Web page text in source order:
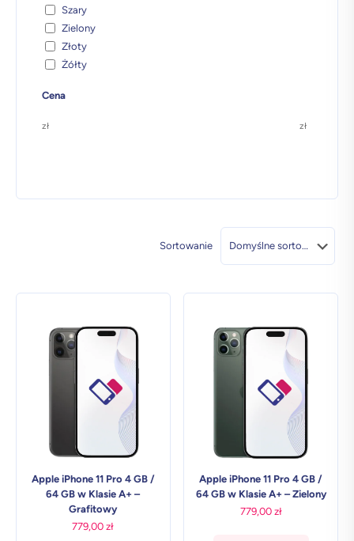
Szary
Zielony
Złoty
Żółty
Cena
zł zł
Apple iPhone 11 Pro 4 GB /
64 GB w Klasie A+ –
Grafitowy
779,00zł
Apple iPhone 11 Pro 4 GB /
64 GB w Klasie A+ – Zielony
779,00 zł